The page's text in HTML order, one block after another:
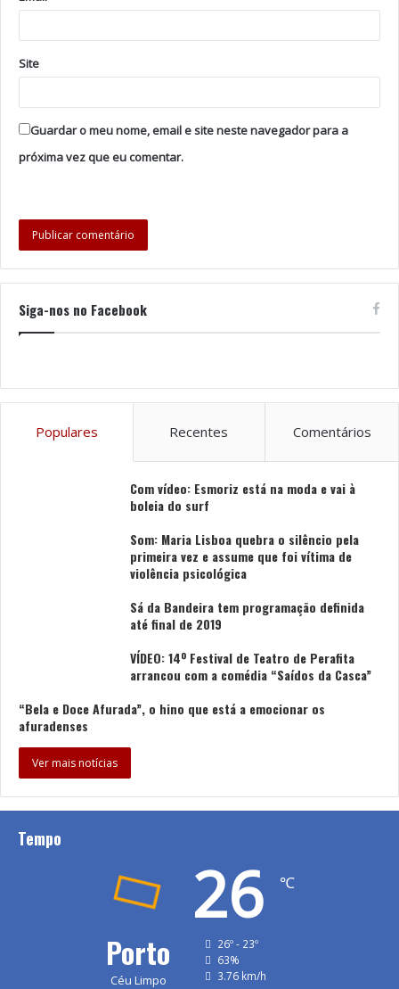
Site
Guardar o meu nome, email e site neste navegador para a
próxima vez que eu comentar.
Siga-nos no Facebook
Populares Recentes Comentários
Com vídeo: Esmoriz está na moda e vai à
boleia do surf
Som: Maria Lisboa quebra o silêncio pela
primeira vez e assume que foi vítima de
violência psicológica
Sá da Bandeira tem programação definida
até final de 2019
VÍDEO: 14º Festival de Teatro de Perafita
arrancou com a comédia “Saídos da Casca”
“Bela e Doce Afurada”, o hino que está a emocionar os
afuradenses
Ver mais notícias
Tempo
Porto
Céu Limpo
26 ℃
26º - 23º
63%
3.76 km/h